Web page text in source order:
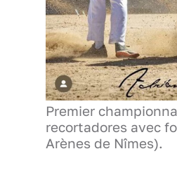
Premier
recortadores avec
Arènes de Nîmes).